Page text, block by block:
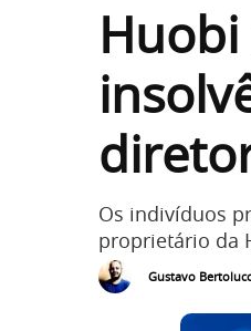
Os indivíduos
proprietário da
Gustavo